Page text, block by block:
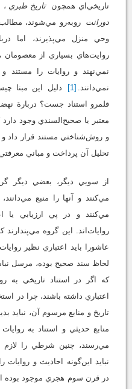
تاريخي‌اي همچون
تاريخ طبري ،
دورانت روبه‌رو مي‌شوند،
وحي منزل مي‌پذيرند، اما
روايت‌هاي بسياري از معصومان
نمي‌نهند و روايات را مستند و
نمي‌دانند. [1]
دليل اين مبنا
قلمرو استناد جست؟ دربارة
معتبر يا صحيح‌السندي وجود
و روش‌شناختي مستند قرار داد و
تحليل آن پرداخت و مباني
از سويي ديگر، بعضي ديگر
مي‌کنند و آنها را منبع
مي‌كنند و در پي ارزيابي يا
روايات‌اند. اين گروه
عاشورا بايد اعتباري نظير
لحاظ سند صحيح بوده،‌ مرسل
که اگر در استناد تاريخي به
اعتباري داشته باشند، چرا در
تاريخ و منابع مرسوم آن، نبايد
منابع حديثي و استناد به
مي‌رسند، چنين شرطي را لازم
نبايد اين‌گونه احاديث و
در قرن سوم هجري موجود بوده